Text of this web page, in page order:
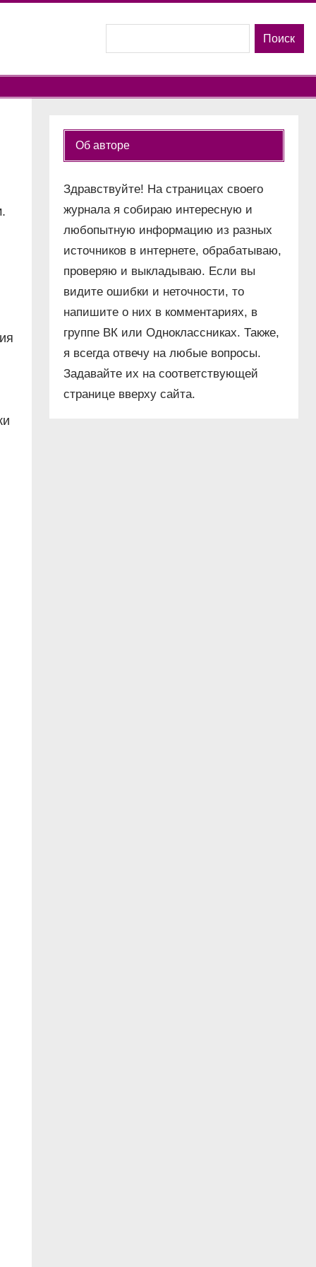
Поиск
Об авторе
Здравствуйте! На страницах своего
журнала я собираю интересную и
любопытную информацию из разных
источников в интернете, обрабатываю,
проверяю и выкладываю. Если вы
видите ошибки и неточности, то
напишите о них в комментариях, в
группе ВК или Одноклассниках. Также,
я всегда отвечу на любые вопросы.
Задавайте их на соответствующей
странице вверху сайта.